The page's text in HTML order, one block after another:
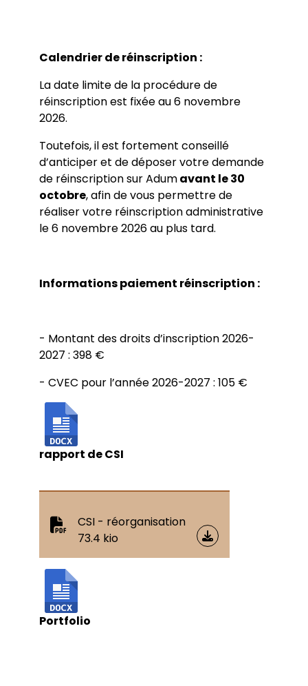
Calendrier de réinscription :
La date limite de la procédure de
réinscription est fixée au 6 novembre
2026.
Toutefois, il est fortement conseillé
d’anticiper et de déposer votre demande
de réinscription sur Adumavant le 30
octobre, afin de vous permettre de
réaliser votre réinscription administrative
le 6 novembre 2026 au plus tard.
Informations paiement réinscription :
- Montant des droits d’inscription 2026-
2027 : 398 €
- CVEC pour l’année 2026-2027 : 105 €
rapport de CSI
CSI - réorganisation
73.4 kio
Portfolio